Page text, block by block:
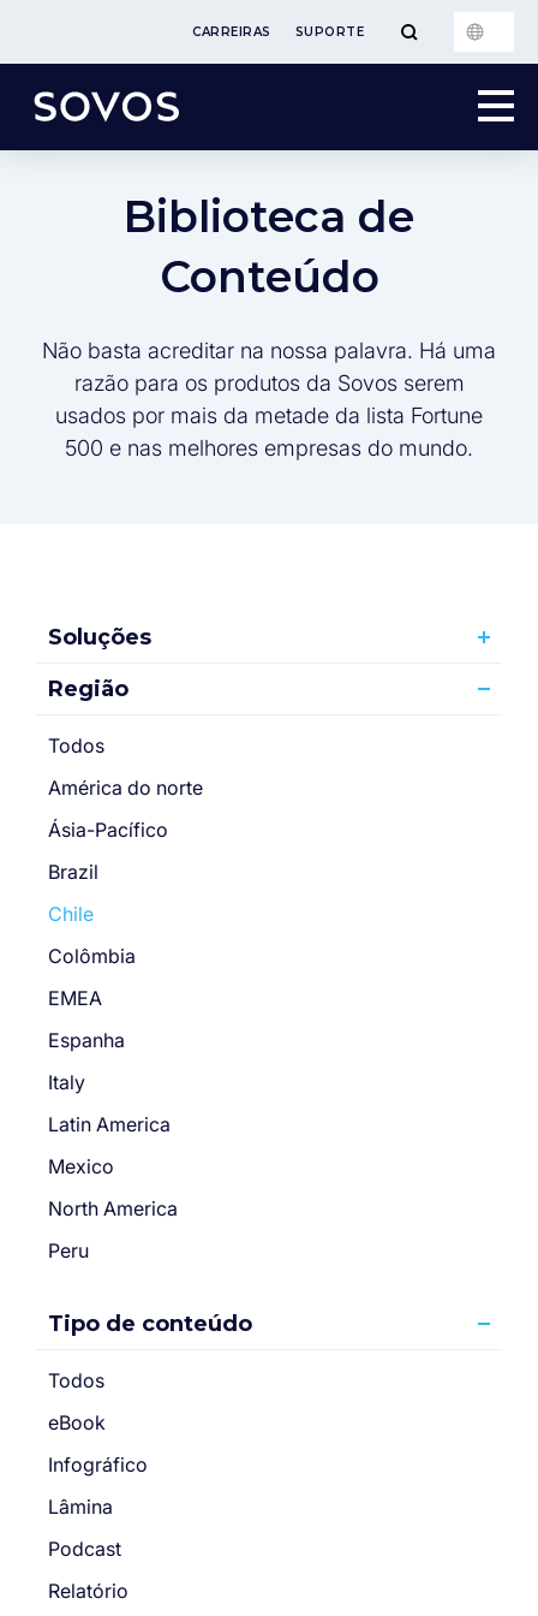
CARREIRAS SUPORTE
Biblioteca de
Conteúdo
Não basta acreditar na nossa palavra. Há uma
razão para os produtos da Sovos serem
usados por mais da metade da lista Fortune
500 e nas melhores empresas do mundo.
Soluções
Região
Todos
América do norte
Ásia-Pacífico
Brazil
Chile
Colômbia
EMEA
Espanha
Italy
Latin America
Mexico
North America
Peru
Tipo de conteúdo
Todos
eBook
Infográfico
Lâmina
Podcast
Relatório